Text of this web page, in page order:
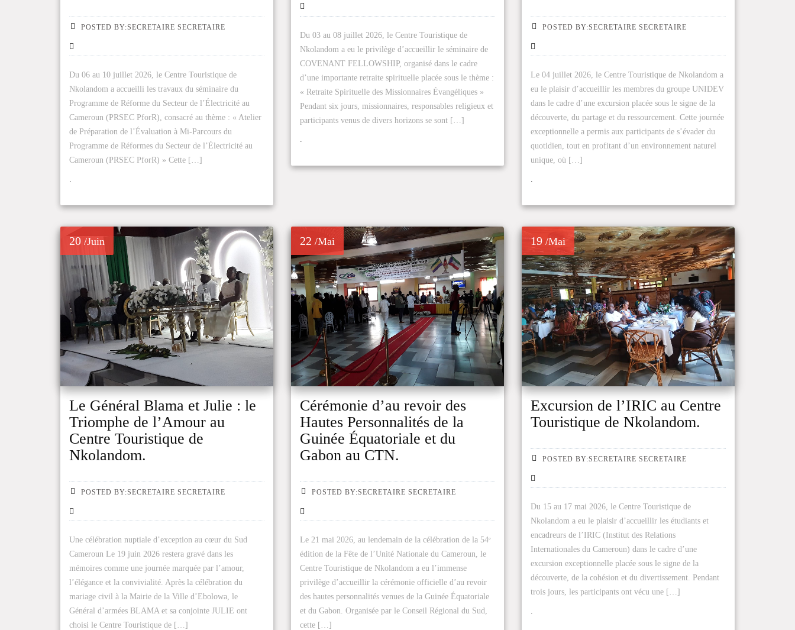
POSTED BY:SECRETAIRE SECRETAIRE
Du 06 au 10 juillet 2026, le Centre Touristique de
Nkolandom a accueilli les travaux du séminaire du
Programme de Réforme du Secteur de l’Électricité au
Cameroun (PRSEC PforR), consacré au thème : « Atelier
de Préparation de l’Évaluation à Mi-Parcours du
Programme de Réformes du Secteur de l’Électricité au
Cameroun (PRSEC PforR) » Cette […]
.
Du 03 au 08 juillet 2026, le Centre Touristique de
Nkolandom a eu le privilège d’accueillir le séminaire de
COVENANT FELLOWSHIP, organisé dans le cadre
d’une importante retraite spirituelle placée sous le thème :
« Retraite Spirituelle des Missionnaires Évangéliques »
Pendant six jours, missionnaires, responsables religieux et
participants venus de divers horizons se sont […]
POSTED BY:SECRETAIRE SECRETAIRE
Le 04 juillet 2026, le Centre Touristique de Nkolandom a
eu le plaisir d’accueillir les membres du groupe UNIDEV
dans le cadre d’une excursion placée sous le signe de la
découverte, du partage et du ressourcement. Cette journée
exceptionnelle a permis aux participants de s’évader du
quotidien, tout en profitant d’un environnement naturel
unique, où […]
.
20 /Juin
Le Général Blama et Julie : le
Triomphe de l’Amour au
Centre Touristique de
Nkolandom.
POSTED BY:SECRETAIRE SECRETAIRE
Une célébration nuptiale d’exception au cœur du Sud
Cameroun Le 19 juin 2026 restera gravé dans les
mémoires comme une journée marquée par l’amour,
l’élégance et la convivialité. Après la célébration du
mariage civil à la Mairie de la Ville d’Ebolowa, le
Général d’armées BLAMA et sa conjointe JULIE ont
choisi le Centre Touristique de […]
22 /Mai
Cérémonie d’au revoir des
Hautes Personnalités de la
Guinée Équatoriale et du
Gabon au CTN.
POSTED BY:SECRETAIRE SECRETAIRE
Le 21 mai 2026, au lendemain de la célébration de la 54ᵉ
édition de la Fête de l’Unité Nationale du Cameroun, le
Centre Touristique de Nkolandom a eu l’immense
privilège d’accueillir la cérémonie officielle d’au revoir
des hautes personnalités venues de la Guinée Équatoriale
et du Gabon. Organisée par le Conseil Régional du Sud,
cette […]
19 /Mai
Excursion de l’IRIC au Centre
Touristique de Nkolandom.
POSTED BY:SECRETAIRE SECRETAIRE
Du 15 au 17 mai 2026, le Centre Touristique de
Nkolandom a eu le plaisir d’accueillir les étudiants et
encadreurs de l’IRIC (Institut des Relations
Internationales du Cameroun) dans le cadre d’une
excursion exceptionnelle placée sous le signe de la
découverte, de la cohésion et du divertissement. Pendant
trois jours, les participants ont vécu une […]
.